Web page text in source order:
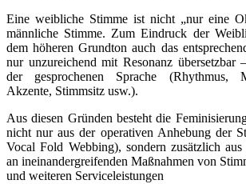
Eine weibliche Stimme ist nicht „nur eine
männliche Stimme. Zum Eindruck der
dem höheren Grundton auch das
nur unzureichend mit Resonanz übersetzbar
der gesprochenen Sprache (Rhythmus,
Akzente, Stimmsitz usw.).
Aus diesen Gründen besteht die
nicht nur aus der operativen Anhebung der
Vocal Fold Webbing), sondern zusätzlich aus
an ineinandergreifenden Maßnahmen von
und weiteren Serviceleistungen